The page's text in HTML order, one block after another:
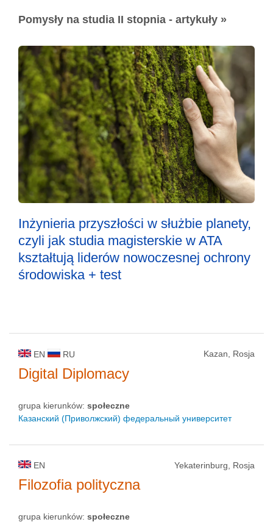
Pomysły na studia II stopnia - artykuły »
Inżynieria przyszłości w służbie planety,
czyli jak studia magisterskie w ATA
kształtują liderów nowoczesnej ochrony
środowiska + test
EN RU Kazan, Rosja
Digital Diplomacy
grupa kierunków: społeczne
Казанский (Приволжский) федеральный университет
EN Yekaterinburg, Rosja
Filozofia polityczna
grupa kierunków: społeczne